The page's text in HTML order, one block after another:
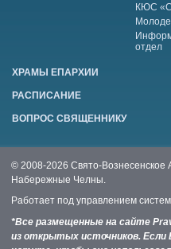
КЮС
отдел
ХРАМЫ ЕПАРХИИ
РАСПИСАНИЕ
ВОПРОС СВЯЩЕННИКУ
© 2008-2026 Свято-Вознесенское
Набережные Челны.
Работает под управлением
*Все размещенные на сайте
из открытых источников.